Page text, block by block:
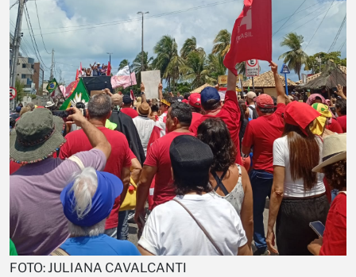
FOTO: JULIANA CAVALCANTI